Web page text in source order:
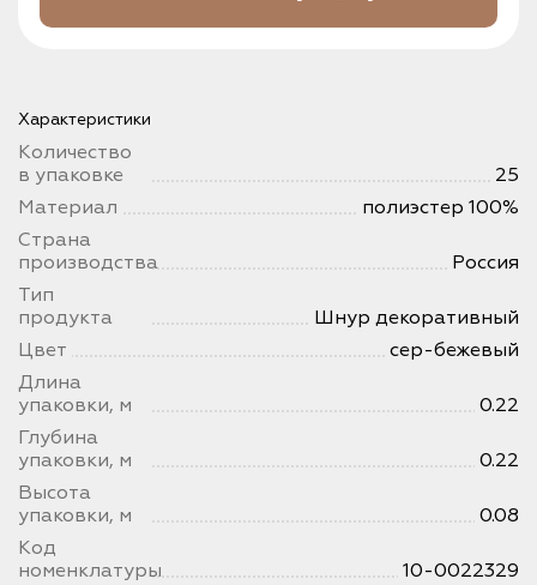
Характеристики
Количество
в упаковке
25
Материал
полиэстер 100%
Страна
производства
Россия
Тип
продукта
Шнур декоративный
Цвет
сер-бежевый
Длина
упаковки, м
0.22
Глубина
упаковки, м
0.22
Высота
упаковки, м
0.08
Код
номенклатуры
10-0022329